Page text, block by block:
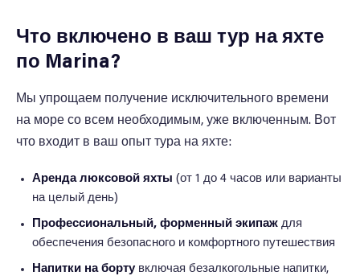
Что включено в ваш тур на яхте
по Marina?
Мы упрощаем получение исключительного времени
на море со всем необходимым, уже включенным. Вот
что входит в ваш опыт тура на яхте:
Аренда люксовой яхты (от 1 до 4 часов или варианты
на целый день)
Профессиональный, форменный экипаж для
обеспечения безопасного и комфортного путешествия
Напитки на борту включая безалкогольные напитки,